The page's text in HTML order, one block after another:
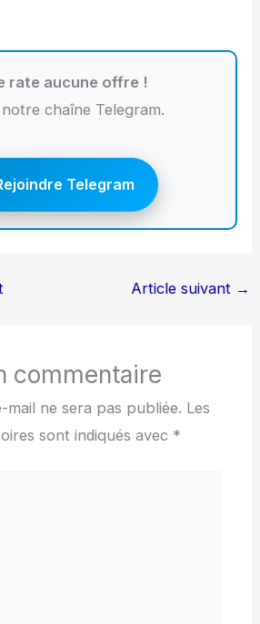
rate aucune offre !
notre chaîne Telegram.
Telegram
Article suivant →
commentaire
mail ne sera pas publiée. Les
sont indiqués avec *